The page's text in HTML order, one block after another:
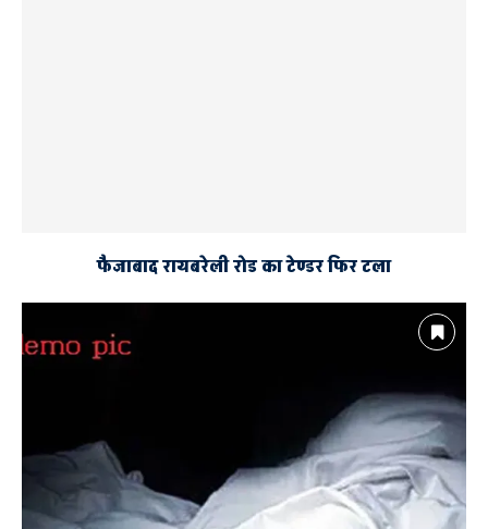
फैजाबाद रायबरेली रोड का टेण्डर फिर टला